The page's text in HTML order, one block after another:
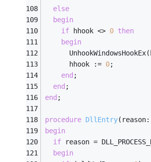
else
begin
if hhook <> 0 then
begin
      hhook :=
0;
end ;
end ;
end ;
procedure DllEntry
begin
if reason =
begin